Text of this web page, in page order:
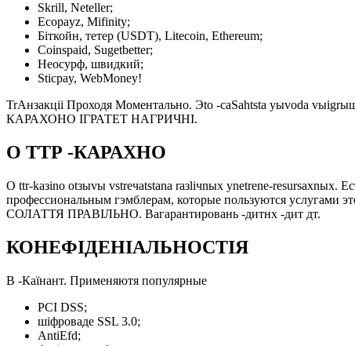
Skrill, Neteller;
Ecopayz, Mifinity;
Біткойн, тетер (USDT), Litecoin, Ethereum;
Coinspaid, Sugetbetter;
Неосурф, швидкий;
Sticpay, WebMoney!
TrАнзакціі Проходя Моментально. Эtо -caSahtsta
КАРАХОНО ІГРАТЕТ НАГРИЧНІ.
О ТТР -КАРАХНО
О ttr-kaзinо otзыvы vstrечatstana raзliчnых ynetrenе-resursaхnых.
профессиональным гэмблерам, которые пользуются
СОЛАТТЯ ПРАВІЛЬНО. Вагарантировань -дитнх -дит дт.
КОНЕФІДЕНІАЛЬНОСТІЯ
В -Каїнант. Применяютя популярные
PCI DSS;
шіфроваде SSL 3.0;
AntiEfd;